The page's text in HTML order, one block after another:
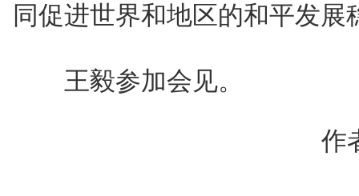
同促进世界和地区的和平发展
王毅参加会见。
作